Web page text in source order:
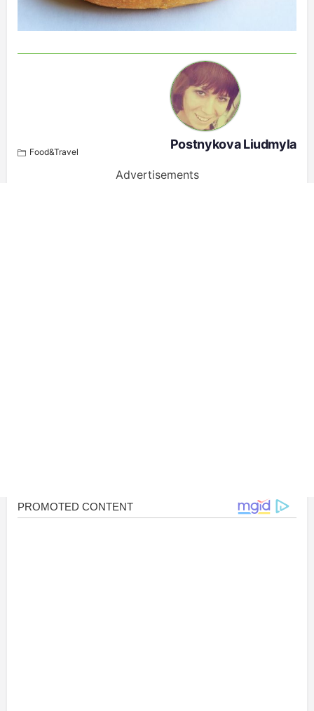
Food&Travel
Postnykova Liudmyla
Advertisements